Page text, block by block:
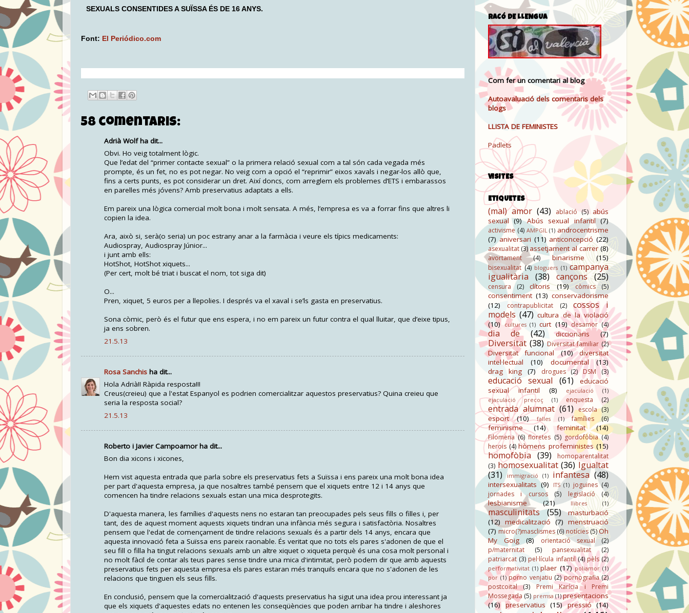
SEXUALS CONSENTIDES A SUÏSSA ÉS DE 16 ANYS.
Font: El Periódico.com
58 comentaris:
Adrià Wolf ha dit...
Obvi. Ho veig totalment lògic.
Que l’edat del “primer contacte sexual” o la primera relació sexual com a tal són cada vegada més
prompte, és un fet, no es pot negar. No veig com a opció el “reprimir” eixos xavals i negar-los allò que,
fins a certs punts, es pot considerar un dret. Així doncs, com arreglem els problemes d’ETS i embarassos
en parelles més jóvens? Amb preservatius adaptats a ells.
Em pareix una lògica comercial molt bona i molt sensata. A més, l’empresa es va a forrar fins que altres li
copien la idea.
Ara, això si, serà(o seria) un poc estrany anar a la farmàcia i veure els típics medicaments:
Audiospray, Audiospray Júnior...
i junt amb ells:
HotShot, HotShot xiquets...
(Per cert, molt bé triat i buscat el nom, tot siga dit)
O...
Pren, xiquet, 5 euros per a llepolies. I després va el xaval i se’ls gasta en preservatius.
Sona còmic, però és el futur que ens espera, i no em pareix un futur contra el qual lluitar, que d’eixe tipus,
ja ens sobren.
21.5.13
Rosa Sanchis ha dit...
Hola Adrià!! Ràpida resposta!!!
Creus(creieu) que a l'estat Espanyol es podrien comercialitzar aquestos preservatius? Quina creieu que
seria la resposta social?
21.5.13
Roberto i Javier Campoamor ha dit...
Bon dia xicons i xicones,
Hem vist aquesta entrada que parla sobre els preservatius fets a Suïssa i ens pareix una molt bona idea
per part d'aquesta empresa, ja que nosaltres també pensem que el xiquets entre 12 i 14 anys que
comencen ha tindre relacions sexuals estan una mica desprotegits.
D'aquesta manera, les famílies d'aquests nens no estaran tan preocupades pels seus fills o filles i, per
tant, des de aquest moment aquests xiquets tindran una infància més segura i satisfactòria. Nosaltres
pensem que l'edat de començament de tindre relacions sexuals és a partir dels 14 anys, encara que
aquesta innovació feta a Suïssa ens pareix raonable. És veritat que no tots els pares s'adonen de que el
seu fill o filla ha tingut relacions sexuals amb un altre xiquet o xiqueta perquè és una cosa molt personal i
no molt fàcil de contar als teus pares sense tindre una mica d'intimitat, però podem dir que amb aquests
preservatius fets per aquesta empresa els pares estaran més tranquils encara que no s'adonen de les
relacions que tinguen els seus fills.
En conclusió, pensem que la comercialització d'aquests preservatius ha sigut una idea prou interessant ja
que els xiquets d'aquestes edats no entenen les conseqüències que poden arribar ha tindre i aleshores
RACÓ DE LLENGUA
Com fer un comentari al blog
Autoavaluació dels comentaris dels
blogs
LLISTA DE FEMINISTES
Padlets
VISITES
ETIQUETES
(mal) amor (43) ablació (5) abús
sexual (9) Abús sexual infantil (7)
activisme (4) AMPGIL (1) androcentrisme
(7) aniversari (11) anticoncepció (22)
asexualitat (3)assetjament al carrer (8)
avortament (4) binarisme (15)
bisexualitat (4) bloguers (1) campanya
igualitària
(38) cançons (25)
censura (2) clítoris (19) còmics (5)
consentiment (13) conservadorisme
(12)
contrapublicitat (2)
cossos i
models (47) cultura de la violació
(10) cultures (1) curt (19) desamor (4)
dia de (42) diccionaris (7)
Diversitat (38) Diversitat familiar (2)
Diversitat funcional (10)
diversitat
intel·lectual
(10) documental
(13)
drag king
(7) drogues (2) DSM (3)
educació sexual (61)
educació
sexual infantil
(8) ejaculació
(1)
ejaculació precoç
(1) enquesta (2)
entrada alumnat (61) escola (3)
esport (10) falles (1) famílies (6)
feminisme (14) feminitat (14)
Filomena (6) floretes (5) gordofòbia (4)
herois (4) hòmens profeministes (15)
homofòbia (39)
homoparentalitat
(3) homosexualitat (36) Igualtat
(31)
immigració (1) infantesa (48)
intersexualitats (9) ITS (1) joguines (4)
jornades i cursos
(5) legislació (4)
lesbianisme (21) llibres (1)
masculinitats (55)
masturbació
(12) medicalització (7) menstruació
(7) micro(?)masclismes (6) notícies(5)Oh
My Goig
(8) orientació sexual
(2)
p/maternitat
(5) pansexualitat
(2)
patriarcat (3) pel·lícula infantil (4) pèls (2)
performativitat (1) plaer (17) poliamor (1)
por (1) porno venjatiu (2) pornografia (2)
postcoital
(3)
Premi Karícia i Premi
Mossegada (5) premsa (1) presentacions
(16) preservatius (15) pressió (14)